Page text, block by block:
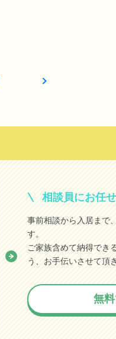
相談員にお任
事前相談から入居まで
す。
ご家族含めて納得でき
う、お手伝いさせて頂
無